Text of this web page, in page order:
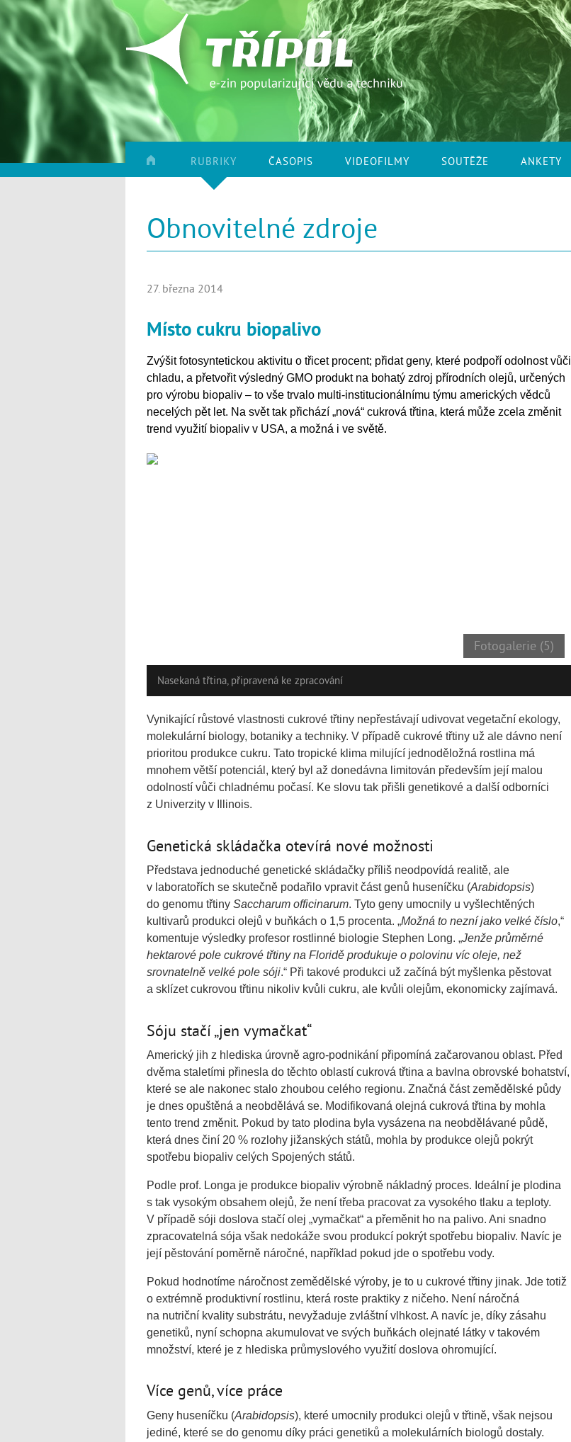
RUBRIKY ČASOPIS VIDEOFILMY SOUTĚŽE ANKETY
Obnovitelné zdroje
27. března 2014
Místo cukru biopalivo
Zvýšit fotosyntetickou aktivitu o třicet procent; přidat geny, které podpoří odolnost vůči
chladu, a přetvořit výsledný GMO produkt na bohatý zdroj přírodních olejů, určených
pro výrobu biopaliv – to vše trvalo multi-institucionálnímu týmu amerických vědců
necelých pět let. Na svět tak přichází „nová“ cukrová třtina, která může zcela změnit
trend využití biopaliv v USA, a možná i ve světě.
Fotogalerie (5)
Nasekaná třtina, připravená ke zpracování
Vynikající růstové vlastnosti cukrové třtiny nepřestávají udivovat vegetační ekology,
molekulární biology, botaniky a techniky. V případě cukrové třtiny už ale dávno není
prioritou produkce cukru. Tato tropické klima milující jednoděložná rostlina má
mnohem větší potenciál, který byl až donedávna limitován především její malou
odolností vůči chladnému počasí. Ke slovu tak přišli genetikové a další odborníci
z Univerzity v Illinois.
Genetická skládačka otevírá nové možnosti
Představa jednoduché genetické skládačky příliš neodpovídá realitě, ale
v laboratořích se skutečně podařilo vpravit část genů huseníčku (Arabidopsis)
do genomu třtiny Saccharum officinarum. Tyto geny umocnily u vyšlechtěných
kultivarů produkci olejů v buňkách o 1,5 procenta. „Možná to nezní jako velké číslo,“
komentuje výsledky profesor rostlinné biologie Stephen Long. „Jenže průměrné
hektarové pole cukrové třtiny na Floridě produkuje o polovinu víc oleje, než
srovnatelně velké pole sóji.“ Při takové produkci už začíná být myšlenka pěstovat
a sklízet cukrovou třtinu nikoliv kvůli cukru, ale kvůli olejům, ekonomicky zajímavá.
Sóju stačí „jen vymačkat“
Americký jih z hlediska úrovně agro-podnikání připomíná začarovanou oblast. Před
dvěma staletími přinesla do těchto oblastí cukrová třtina a bavlna obrovské bohatství,
které se ale nakonec stalo zhoubou celého regionu. Značná část zemědělské půdy
je dnes opuštěná a neobdělává se. Modifikovaná olejná cukrová třtina by mohla
tento trend změnit. Pokud by tato plodina byla vysázena na neobdělávané půdě,
která dnes činí 20 % rozlohy jižanských států, mohla by produkce olejů pokrýt
spotřebu biopaliv celých Spojených států.
Podle prof. Longa je produkce biopaliv výrobně nákladný proces. Ideální je plodina
s tak vysokým obsahem olejů, že není třeba pracovat za vysokého tlaku a teploty.
V případě sóji doslova stačí olej „vymačkat“ a přeměnit ho na palivo. Ani snadno
zpracovatelná sója však nedokáže svou produkcí pokrýt spotřebu biopaliv. Navíc je
její pěstování poměrně náročné, například pokud jde o spotřebu vody.
Pokud hodnotíme náročnost zemědělské výroby, je to u cukrové třtiny jinak. Jde totiž
o extrémně produktivní rostlinu, která roste praktiky z ničeho. Není náročná
na nutriční kvality substrátu, nevyžaduje zvláštní vlhkost. A navíc je, díky zásahu
genetiků, nyní schopna akumulovat ve svých buňkách olejnaté látky v takovém
množství, které je z hlediska průmyslového využití doslova ohromující.
Více genů, více práce
Geny huseníčku (Arabidopsis), které umocnily produkci olejů v třtině, však nejsou
jediné, které se do genomu díky práci genetiků a molekulárních biologů dostaly.